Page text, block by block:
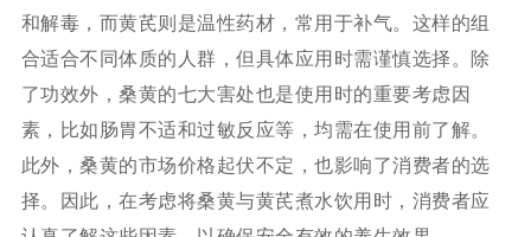
和解毒，而黄芪则是温性药材，常用于补气。这样的组
合适合不同体质的人群，但具体应用时需谨慎选择。除
了功效外，桑黄的七大害处也是使用时的重要考虑因
素，比如肠胃不适和过敏反应等，均需在使用前了解。
此外，桑黄的市场价格起伏不定，也影响了消费者的选
择。因此，在考虑将桑黄与黄芪煮水饮用时，消费者应